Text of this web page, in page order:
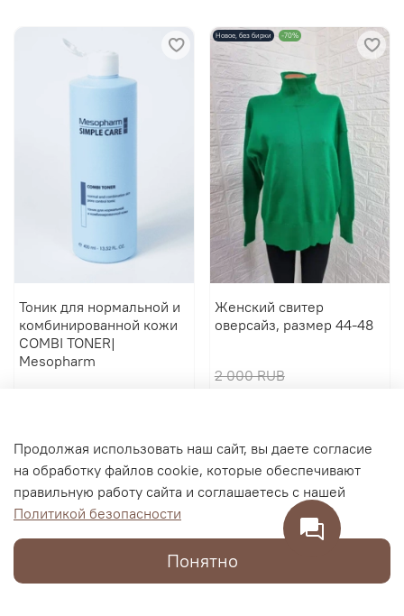
Тоник для нормальной и
комбинированной кожи
COMBI TONER|
Mesopharm
Новое, без бирки -70%
Женский свитер
оверсайз, размер 44-48
2 000 RUB
Продолжая использовать наш сайт, вы даете согласие
на обработку файлов cookie, которые обеспечивают
правильную работу сайта и соглашаетесь с нашей
Политикой безопасности
Понятно